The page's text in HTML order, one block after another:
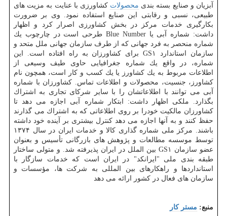
آبزیان و صنایع بسته بندی محصولات كشاورزی با عنایت به مزیت های
طبیعی، نسبی و رقابتی این صنایع استفاده نمود. وی بر ضرورت
بكارگیری خدمات مركز در بخش كشاورزی اصرار كرد و اظهار
داشت: شماره آبی یا Blue Number طرحی است در چارچوب یك
شماره منحصر به فرد جهانی كه از طرف سازمان جهانی ملل متحد و
سازمان استاندارد GS۱ برای كشاورزان به راه افتاده است. این
شماره، در واقع یك شماره جغرافیایی حاوی طیف وسیعی از
اطلاعات مربوط به یك كشاورز یا یك كسب و كار است، همچون نام
كشاورز، جنسیت، محصولات و اطلاعات تماس. كشاورزان با شماره
آبی می توانند با اطلاعاتشان را با سایر شركای تجاری به اشتراك
بگذارد. ملكی اظهار داشت: ابتكار شماره آبی اجازه می دهد تا
كشاورزان مالكیت خودرا بر روی اطلاعاتی كه به اشتراك می گذارند
حفظ كنند و به آنها اجازه می دهد كنترل بیشتری بر آینده خود داشته
باشند. مركز ملی شماره گذاری كالا و خدمات ایران در سال ۱۳۷۴
توسط موسسه مطالعات و پژوهش های بازرگانی تأسیس و بعنوان
عضو سازمان GS۱ بین الملل در ایران پذیرفته شد. و متولی ساختار
طبقه بندی ملی "ایرانكد" در ایران است كه خدمات سازگار با
استانداردها و راهكارهای بین المللی به شركت ها، مؤسسات و
سازمان های فعال در كشور ارائه می دهد
منبع: مستر كار